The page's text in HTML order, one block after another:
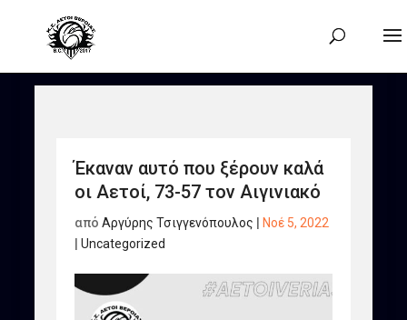
Έκαναν αυτό που ξέρουν καλά
οι Αετοί, 73-57 τον Αιγινιακό
απόΑργύρης Τσιγγενόπουλος
Νοέ 5, 2022
|Uncategorized